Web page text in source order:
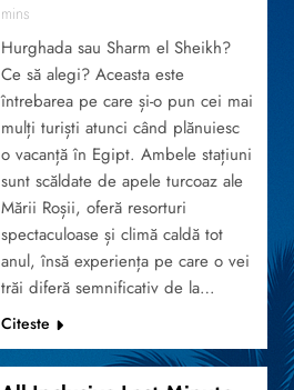
mins
Hurghada sau Sharm el Sheikh?
Ce să alegi? Aceasta este
întrebarea pe care și-o pun cei mai
mulți turiști atunci când plănuiesc
o vacanță în Egipt. Ambele stațiuni
sunt scăldate de apele turcoaz ale
Mării Roșii, oferă resorturi
spectaculoase și climă caldă tot
anul, însă experiența pe care o vei
trăi diferă semnificativ de la…
Citeste